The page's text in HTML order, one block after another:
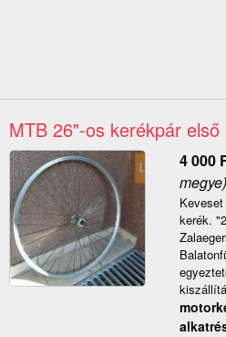
MTB 26"-os kerékpár első
4 000
megye)
kerék.